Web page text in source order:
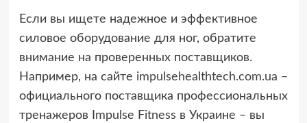
Если вы ищете надежное и эффективное
силовое оборудование для ног, обратите
внимание на проверенных поставщиков.
Например, на сайте impulsehealthtech.com.ua –
официального поставщика профессиональных
тренажеров Impulse Fitness в Украине – вы